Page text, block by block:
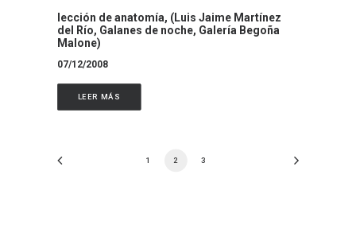
lección de anatomía, (Luis Jaime Martínez
del Río, Galanes de noche, Galería Begoña
Malone)
07/12/2008
LEER MÁS
1 2 3